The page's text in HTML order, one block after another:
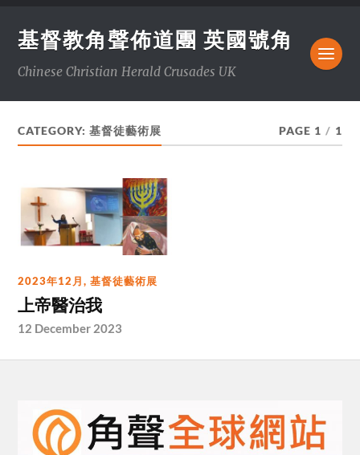
基督教角聲佈道團 英國號角
Chinese Christian Herald Crusades UK
CATEGORY:基督徒藝術展 PAGE 1 / 1
2023年12月,基督徒藝術展
上帝醫治我
12 December 2023